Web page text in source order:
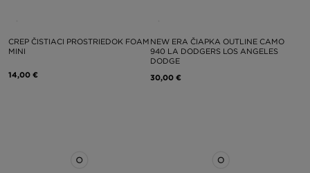
CREP ČISTIACI PROSTRIEDOK FOAM
MINI
14,00 €
NEW ERA ČIAPKA OUTLINE CAMO
940 LA DODGERS LOS ANGELES
DODGE
30,00 €